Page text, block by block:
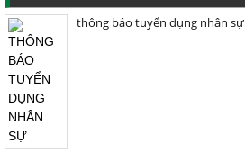
thông báo tuyển dụng nhân sự